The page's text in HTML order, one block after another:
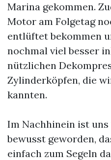
Marina gekommen.
Motor am Folgetag
entlüftet bekommen
nochmal viel besser
nützlichen
Zylinderköpfen, die
kannten.
Im Nachhinein ist
bewusst geworden,
einfach zum Segeln